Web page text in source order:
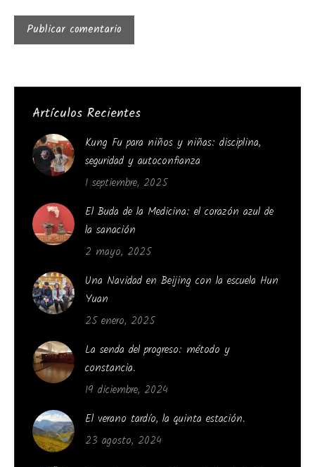
Publicar comentario
Artículos Recientes
Kung Fu para niños y niñas: disciplina,
seguridad y autoconfianza
1 septiembre, 2025
El Buda de la Medicina: el corazón azul de
la sanación
2 mayo, 2025
Una Navidad en Beijing con la escuela Hun
Yuan
25 enero, 2025
La senda del progreso: método y
constancia.
19 diciembre, 2024
El verano tardío, la quinta estación.
23 agosto, 2024